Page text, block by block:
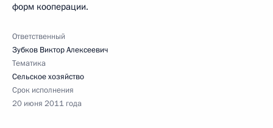
форм кооперации.
Ответственный
Зубков Виктор Алексеевич
Тематика
Сельское хозяйство
Срок исполнения
20 июня 2011 года